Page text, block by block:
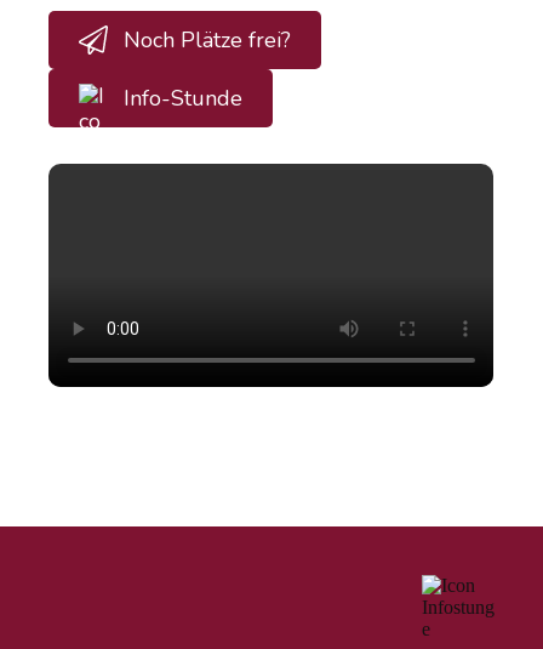
Noch Plätze frei?
Info-Stunde